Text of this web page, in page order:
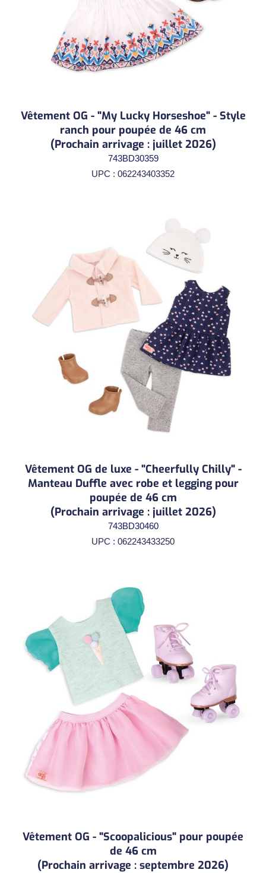
Vêtement OG - "My Lucky Horseshoe" - Style
ranch pour poupée de 46 cm
(Prochain arrivage : juillet 2026)
743BD30359
UPC : 062243403352
Vêtement OG de luxe - "Cheerfully Chilly" -
Manteau Duffle avec robe et legging pour
poupée de 46 cm
(Prochain arrivage : juillet 2026)
743BD30460
UPC : 062243433250
Vêtement OG - "Scoopalicious" pour poupée
de 46 cm
(Prochain arrivage : septembre 2026)